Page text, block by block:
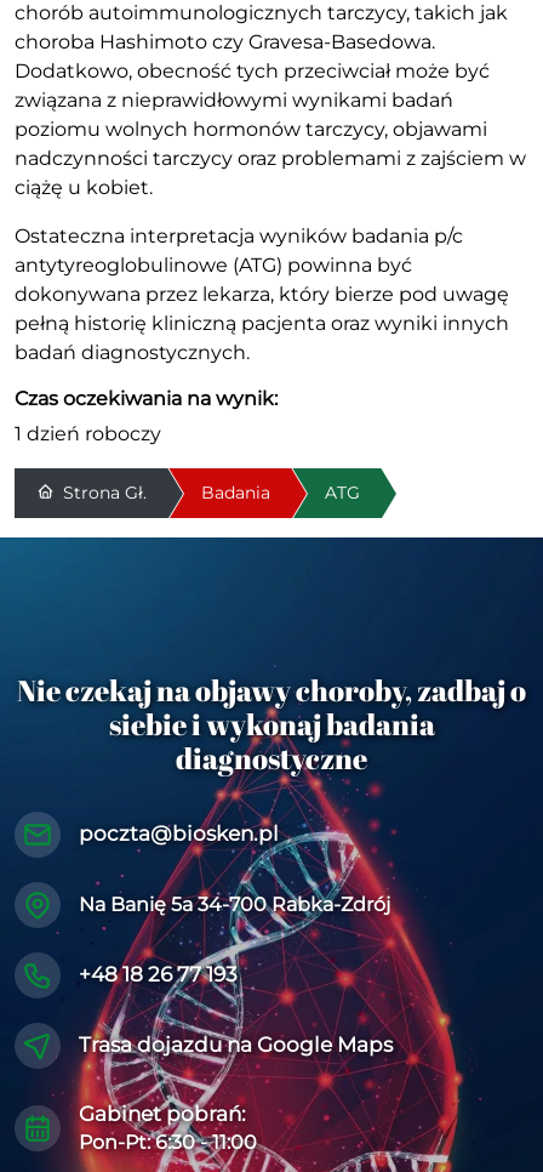
chorób autoimmunologicznych tarczycy, takich jak
choroba Hashimoto czy Gravesa-Basedowa.
Dodatkowo, obecność tych przeciwciał może być
związana z nieprawidłowymi wynikami badań
poziomu wolnych hormonów tarczycy, objawami
nadczynności tarczycy oraz problemami z zajściem w
ciążę u kobiet.
Ostateczna interpretacja wyników badania p/c
antytyreoglobulinowe (ATG) powinna być
dokonywana przez lekarza, który bierze pod uwagę
pełną historię kliniczną pacjenta oraz wyniki innych
badań diagnostycznych.
Czas oczekiwania na wynik:
1 dzień roboczy
Strona Gł. Badania ATG
Nie czekaj na objawy choroby, zadbaj o
siebie i wykonaj badania
diagnostyczne
poczta@biosken.pl
Na Banię 5a 34-700 Rabka-Zdrój
+48 18 26 77 193
Trasa dojazdu na Google Maps
Gabinet pobrań:
Pon-Pt: 6:30 - 11:00